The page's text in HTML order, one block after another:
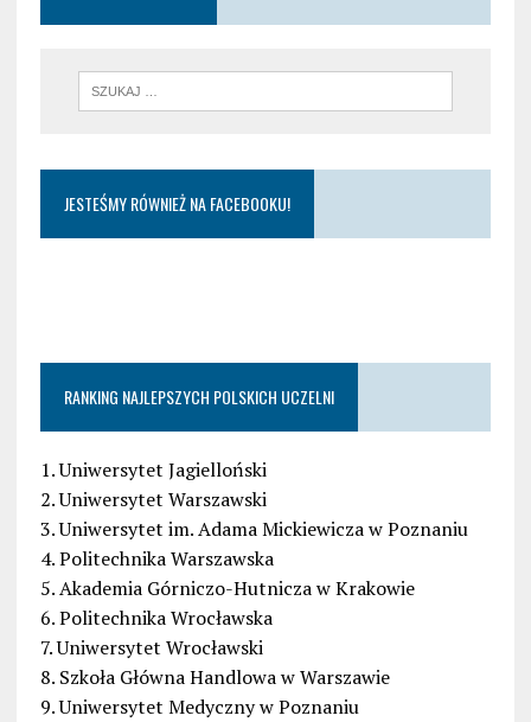
JESTEŚMY RÓWNIEŻ NA FACEBOOKU!
RANKING NAJLEPSZYCH POLSKICH UCZELNI
1. Uniwersytet Jagielloński
2. Uniwersytet Warszawski
3. Uniwersytet im. Adama Mickiewicza w Poznaniu
4. Politechnika Warszawska
5. Akademia Górniczo-Hutnicza w Krakowie
6. Politechnika Wrocławska
7. Uniwersytet Wrocławski
8. Szkoła Główna Handlowa w Warszawie
9. Uniwersytet Medyczny w Poznaniu